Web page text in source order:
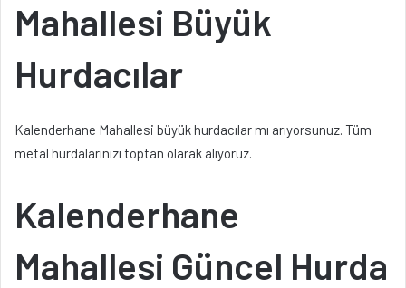
Mahallesi Büyük
Hurdacılar
Kalenderhane Mahallesi büyük hurdacılar mı arıyorsunuz. Tüm
metal hurdalarınızı toptan olarak alıyoruz.
Kalenderhane
Mahallesi Güncel Hurda